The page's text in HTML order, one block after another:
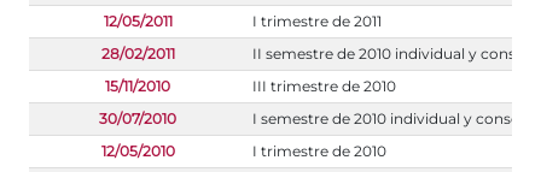
12/05/2011
I trimestre de 2011
28/02/2011
II semestre de 2010 individual y
15/11/2010
III trimestre de 2010
30/07/2010
I semestre de 2010 individual y
12/05/2010
I trimestre de 2010